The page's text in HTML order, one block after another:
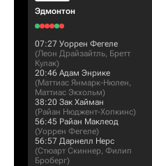
Эдмонтон
07:27 Уоррен Фегеле
(Леон Драйзайтль, Бретт
Кулак)
20:46 Адам Энрике
(Маттиас Янмарк-Нюлен,
Маттиас Экхольм)
38:20 Зак Хайман
(Райан Нюджент-Хопкинс)
56:45 Райан Маклеод
(Уоррен Фегеле)
56:57 Дарнелл Нерс
(Стюарт Скиннер, Филип
Броберг)